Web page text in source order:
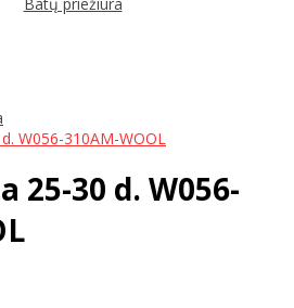
W056-310AM-WOOL
25-30 d. W056-